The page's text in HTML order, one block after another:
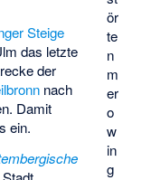
ör
te
n
m
er
o
w
in
g
Steige
das letzte
der
nach
Damit
ein.